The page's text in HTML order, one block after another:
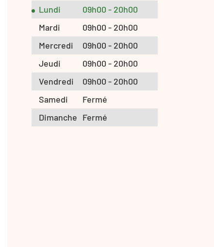
Lundi
09h00 - 20h00
Mardi
09h00 - 20h00
Mercredi
09h00 - 20h00
Jeudi
09h00 - 20h00
Vendredi
09h00 - 20h00
Samedi
Fermé
Dimanche Fermé